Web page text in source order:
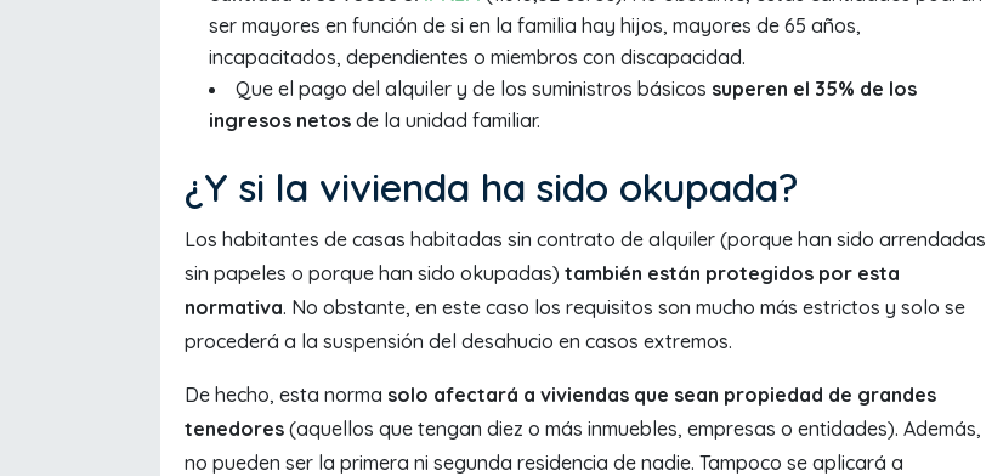
ser mayores en función de si en la familia hay hijos, mayores de 65 años,
incapacitados, dependientes o miembros con discapacidad.
Que el pago del alquiler y de los suministros básicos superen el 35% de los
ingresos netos de la unidad familiar.
¿Y si la vivienda ha sido okupada?
Los habitantes de casas habitadas sin contrato de alquiler (porque han sido arrendadas
sin papeles o porque han sido okupadas) también están protegidos por esta
normativa. No obstante, en este caso los requisitos son mucho más estrictos y solo se
procederá a la suspensión del desahucio en casos extremos.
De hecho, esta norma solo afectará a viviendas que sean propiedad de grandes
tenedores (aquellos que tengan diez o más inmuebles, empresas o entidades). Además,
no pueden ser la primera ni segunda residencia de nadie. Tampoco se aplicará a